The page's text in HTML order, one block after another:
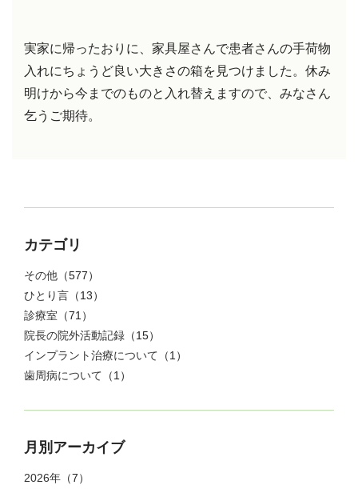
実家に帰ったおりに、家具屋さんで患者さんの手荷物
入れにちょうど良い大きさの箱を見つけました。休み
明けから今までのものと入れ替えますので、みなさん
乞うご期待。
カテゴリ
その他 （577）
ひとり言 （13）
診療室 （71）
院長の院外活動記録 （15）
インプラント治療について （1）
歯周病について （1）
月別アーカイブ
2026年 （7）